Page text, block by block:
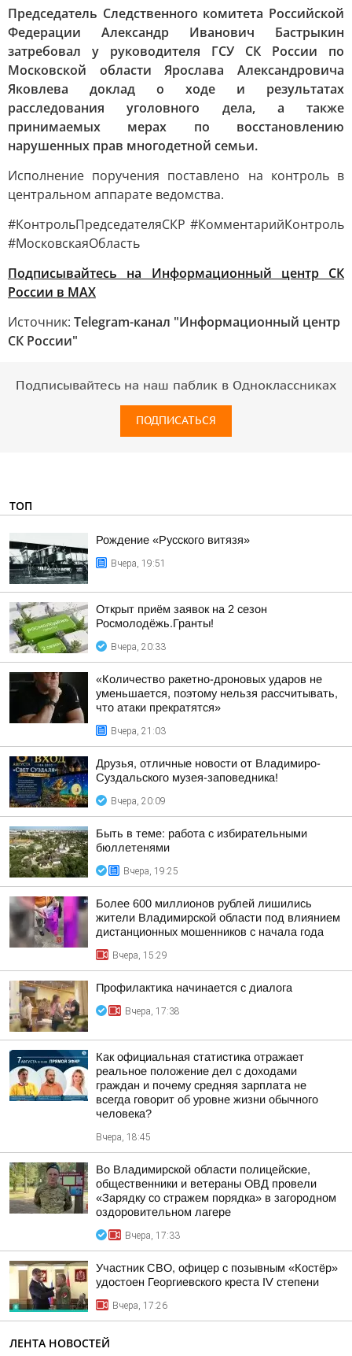
Председатель Следственного комитета Российской
Федерации Александр Иванович Бастрыкин
затребовал у руководителя ГСУ СК России по
Московской области Ярослава Александровича
Яковлева доклад о ходе и результатах
расследования уголовного дела, а также
принимаемых мерах по восстановлению
нарушенных прав многодетной семьи.
Исполнение поручения поставлено на контроль в
центральном аппарате ведомства.
#КонтрольПредседателяСКР #КомментарийКонтроль
#МосковскаяОбласть
Подписывайтесь на Информационный центр СК
России в MAХ
Источник: Telegram-канал "Информационный центр
СК России"
Подписывайтесь на наш паблик в Одноклассниках
ПОДПИСАТЬСЯ
ТОП
Рождение «Русского витязя»
Вчера, 19:51
Открыт приём заявок на 2 сезон
Росмолодёжь.Гранты!
Вчера, 20:33
«Количество ракетно-дроновых ударов не
уменьшается, поэтому нельзя рассчитывать,
что атаки прекратятся»
Вчера, 21:03
Друзья, отличные новости от Владимиро-
Суздальского музея-заповедника!
Вчера, 20:09
Быть в теме: работа с избирательными
бюллетенями
Вчера, 19:25
Более 600 миллионов рублей лишились
жители Владимирской области под влиянием
дистанционных мошенников с начала года
Вчера, 15:29
Профилактика начинается с диалога
Вчера, 17:38
Как официальная статистика отражает
реальное положение дел с доходами
граждан и почему средняя зарплата не
всегда говорит об уровне жизни обычного
человека?
Вчера, 18:45
Во Владимирской области полицейские,
общественники и ветераны ОВД провели
«Зарядку со стражем порядка» в загородном
оздоровительном лагере
Вчера, 17:33
Участник СВО, офицер с позывным «Костёр»
удостоен Георгиевского креста IV степени
Вчера, 17:26
ЛЕНТА НОВОСТЕЙ